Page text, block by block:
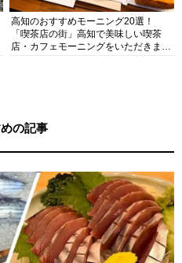
高知のおすすめモーニング20選！
「喫茶店の街」高知で美味しい喫茶
店・カフェモーニングをいただきま
の記事